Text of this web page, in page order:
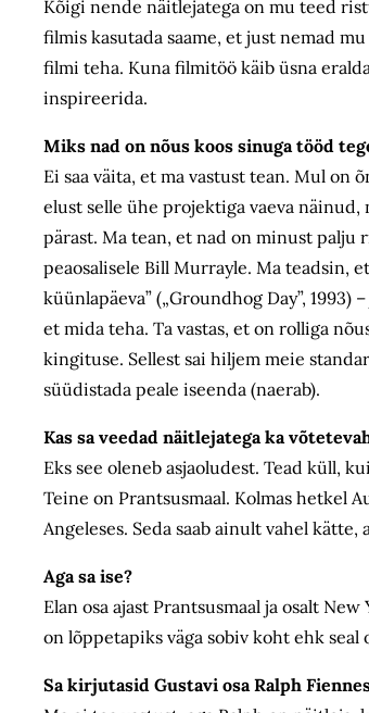
Kõigi nende näitlejatega on mu teed
filmis kasutada saame, et just nemad
filmi teha. Kuna filmitöö käib üsna
inspireerida.
Miks nad on nõus koos sinuga tööd
Ei saa väita, et ma vastust tean. Mul on
elust selle ühe projektiga vaeva näinud,
pärast. Ma tean, et nad on minust palju
peaosalisele Bill Murrayle. Ma teadsin,
küünlapäeva” („Groundhog Day”,
et mida teha. Ta vastas, et on rolliga
kingituse. Sellest sai hiljem meie
süüdistada peale iseenda (naerab).
Kas sa veedad näitlejatega ka
Eks see oleneb asjaoludest. Tead küll,
Teine on Prantsusmaal. Kolmas hetkel
Angeleses. Seda saab ainult vahel
Aga sa ise?
Elan osa ajast Prantsusmaal ja osalt
on lõppetapiks väga sobiv koht ehk
Sa kirjutasid Gustavi osa Ralph